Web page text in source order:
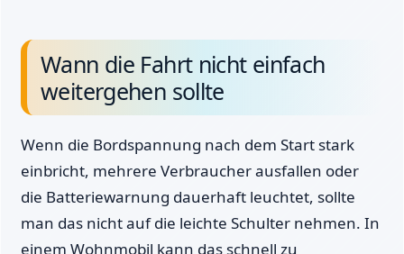
Wann die Fahrt nicht einfach
weitergehen sollte
Wenn die Bordspannung nach dem Start stark
einbricht, mehrere Verbraucher ausfallen oder
die Batteriewarnung dauerhaft leuchtet, sollte
man das nicht auf die leichte Schulter nehmen. In
einem Wohnmobil kann das schnell zu